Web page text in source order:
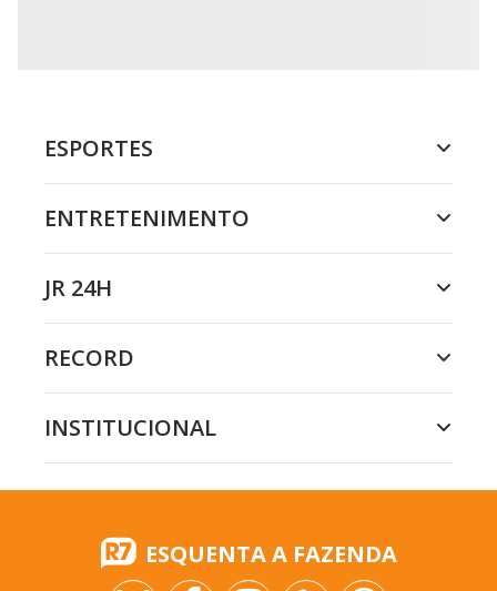
ESPORTES
ENTRETENIMENTO
JR 24H
RECORD
INSTITUCIONAL
ESQUENTA A FAZENDA